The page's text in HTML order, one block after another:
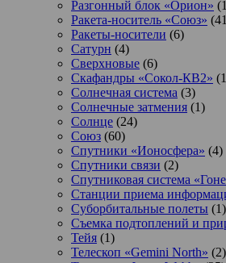
Разгонный блок «Орион»
Ракета-носитель «Союз»
Ракеты-носители (6)
Сатурн (4)
Сверхновые (6)
Скафандры «Сокол-КВ2»
Солнечная система (3)
Солнечные затмения (1)
Солнце (24)
Союз (60)
Спутники «Ионосфера» (4)
Спутники связи (2)
Спутниковая система
Станции приема
Суборбитальные полеты (1)
Съемка подтоплений и
Тейя (1)
Телескоп «Gemini North» (2)